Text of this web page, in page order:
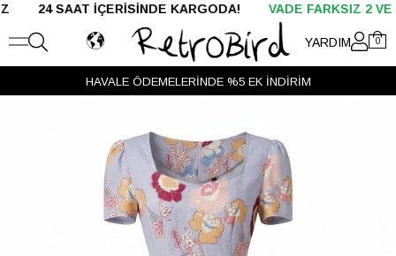
İÇERİSİNDE KARGODA!VADE FARKSIZ 2 VE 3
YARDIM 0
HAVALE ÖDEMELERİNDE %5 EK İNDİRİM